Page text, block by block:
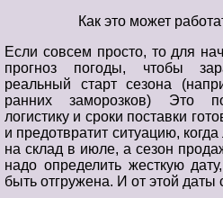
Как это может
Если совсем просто, то для
прогноз погоды, чтобы
реальный старт сезона
ранних заморозков) Это
логистику и сроки поставки
и предотвратит ситуацию,
на склад в июле, а сезон
надо определить жесткую
быть отгружена. И от этой даты